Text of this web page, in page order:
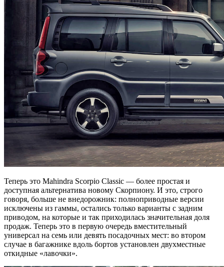
Теперь это Mahindra Scorpio Classic — более простая и
доступная альтернатива новому Скорпиону. И это, строго
говоря, больше не внедорожник: полноприводные версии
исключены из гаммы, остались только варианты с задним
приводом, на которые и так приходилась значительная доля
продаж. Теперь это в первую очередь вместительный
универсал на семь или девять посадочных мест: во втором
случае в багажнике вдоль бортов установлен двухместные
откидные «лавочки».